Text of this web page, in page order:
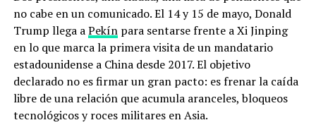
no cabe en un comunicado. El 14 y 15 de mayo, Donald
Trump llega aPekínpara sentarse frente a Xi Jinping
en lo que marca la primera visita de un mandatario
estadounidense a China desde 2017. El objetivo
declarado no es firmar un gran pacto: es frenar la caída
libre de una relación que acumula aranceles, bloqueos
tecnológicos y roces militares en Asia.